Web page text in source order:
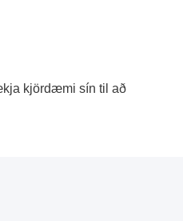
kjördæmi sín til að